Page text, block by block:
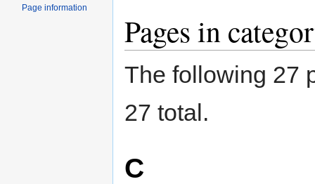
Pages in
The following 27
27 total.
C
Page information